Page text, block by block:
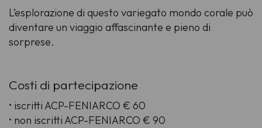
L’esplorazione di questo variegato mondo corale può
diventare un viaggio affascinante e pieno di
sorprese.
Costi di partecipazione
• iscritti ACP-FENIARCO € 60
• non iscritti ACP-FENIARCO € 90